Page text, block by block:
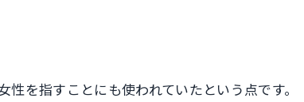
を指すことにも使われていたという点です。